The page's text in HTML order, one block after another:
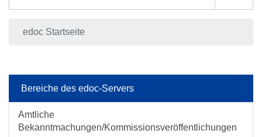
edoc Startseite
Bereiche des edoc-Servers
Amtliche
Bekanntmachungen/Kommissionsveröffentlichungen